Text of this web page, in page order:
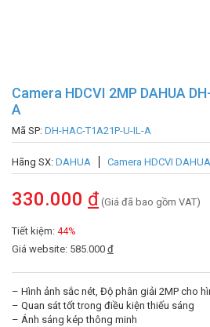
Camera HDCVI 2MP DAHUA
A
Mã SP: DH-HAC-T1A21P-U-IL-A
Hãng SX: DAHUA Camera HDCVI DAHUA
330.000 đ (Giá đã bao gồm VAT)
Tiết kiệm: 44%
Giá website: 585.000 đ
– Hình ảnh sắc nét, Độ phân giải 2MP cho
– Quan sát tốt trong điều kiện thiếu sáng
– Ánh sáng kép thông minh